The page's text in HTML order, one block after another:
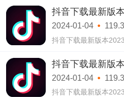
游。黑猫奇闻社手游
戏中，玩家们将会观
长的男主
抖音下载最新版
2024-01-04
抖音下载最新版本
用户记录生活，各行各
到。
抖音下载最新版
2024-01-04
抖音下载最新版本